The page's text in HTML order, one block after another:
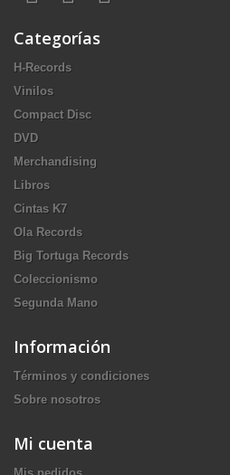
Categorías
H-Records
Vinilos
Compact Disc
DVD
Merchandising
Libros
Cintas K7
Ola Records
Big Tortuga Records
Coleccionismo
Segunda Mano
Información
Términos y condiciones
Sobre nosotros
Mi cuenta